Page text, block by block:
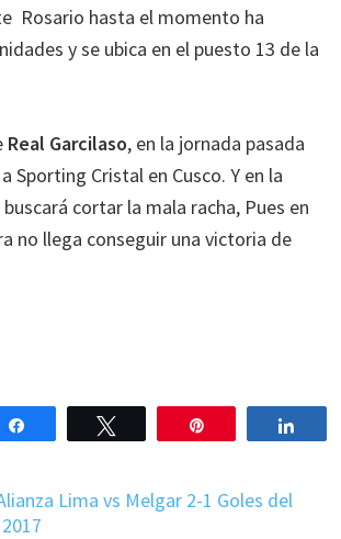
Rosario hasta el momento ha
y se ubica en el puesto 13 de la
Real Garcilaso, en la jornada pasada
Sporting Cristal en Cusco. Y en la
cortar la mala racha, Pues en
no llega conseguir una victoria de
Compartir
Lima vs Melgar 2-1 Goles del